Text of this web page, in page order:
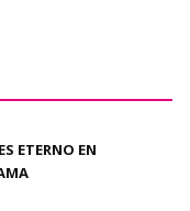
ETERNO EN